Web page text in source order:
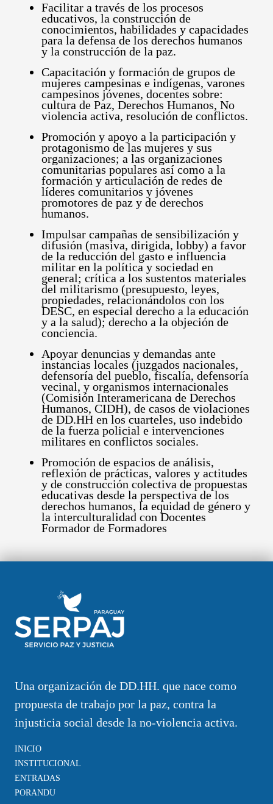
Facilitar a través de los procesos
educativos, la construcción de
conocimientos, habilidades y capacidades
para la defensa de los derechos humanos
y la construcción de la paz.
Capacitación y formación de grupos de
mujeres campesinas e indígenas, varones
campesinos jóvenes, docentes sobre:
cultura de Paz, Derechos Humanos, No
violencia activa, resolución de conflictos.
Promoción y apoyo a la participación y
protagonismo de las mujeres y sus
organizaciones; a las organizaciones
comunitarias populares así como a la
formación y articulación de redes de
líderes comunitarios y jóvenes
promotores de paz y de derechos
humanos.
Impulsar campañas de sensibilización y
difusión (masiva, dirigida, lobby) a favor
de la reducción del gasto e influencia
militar en la política y sociedad en
general; crítica a los sustentos materiales
del militarismo (presupuesto, leyes,
propiedades, relacionándolos con los
DESC, en especial derecho a la educación
y a la salud); derecho a la objeción de
conciencia.
Apoyar denuncias y demandas ante
instancias locales (juzgados nacionales,
defensoría del pueblo, fiscalía, defensoría
vecinal, y organismos internacionales
(Comisión Interamericana de Derechos
Humanos, CIDH), de casos de violaciones
de DD.HH en los cuarteles, uso indebido
de la fuerza policial e intervenciones
militares en conflictos sociales.
Promoción de espacios de análisis,
reflexión de prácticas, valores y actitudes
y de construcción colectiva de propuestas
educativas desde la perspectiva de los
derechos humanos, la equidad de género y
la interculturalidad con Docentes
Formador de Formadores
Una organización de DD.HH. que nace como
propuesta de trabajo por la paz, contra la
injusticia social desde la no-violencia activa.
INICIO
INSTITUCIONAL
ENTRADAS
PORANDU